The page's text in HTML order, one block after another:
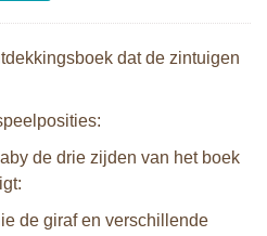
dat de zintuigen
de drie zijden van het boek
de giraf en verschillende